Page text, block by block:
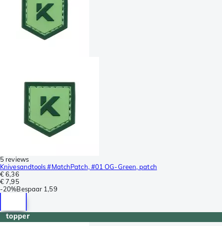
5 reviews
Knivesandtools #MatchPatch, #01 OG-Green, patch
€ 6,36
€ 7,95
-20%Bespaar 1,59
topper